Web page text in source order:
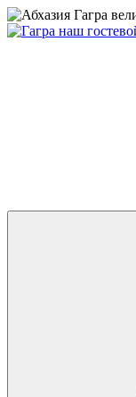
Перейти
к